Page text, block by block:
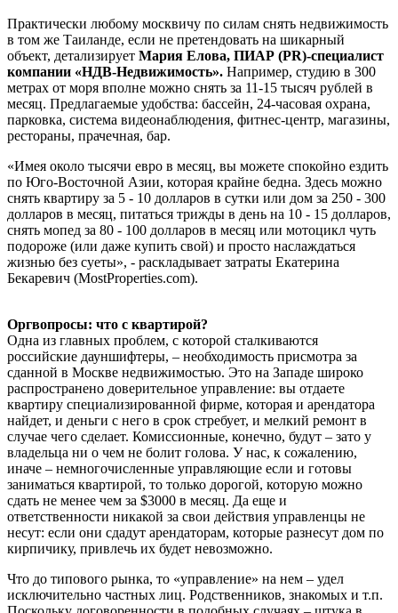
Практически любому москвичу по силам снять недвижимость
в том же Таиланде, если не претендовать на шикарный
объект, детализирует Мария Елова, ПИАР (PR)-специалист
компании «НДВ-Недвижимость». Например, студию в 300
метрах от моря вполне можно снять за 11-15 тысяч рублей в
месяц. Предлагаемые удобства: бассейн, 24-часовая охрана,
парковка, система видеонаблюдения, фитнес-центр, магазины,
рестораны, прачечная, бар.
«Имея около тысячи евро в месяц, вы можете спокойно ездить
по Юго-Восточной Азии, которая крайне бедна. Здесь можно
снять квартиру за 5 - 10 долларов в сутки или дом за 250 - 300
долларов в месяц, питаться трижды в день на 10 - 15 долларов,
снять мопед за 80 - 100 долларов в месяц или мотоцикл чуть
подороже (или даже купить свой) и просто наслаждаться
жизнью без суеты», - раскладывает затраты Екатерина
Бекаревич (MostProperties.com).
Оргвопросы: что с квартирой?
Одна из главных проблем, с которой сталкиваются
российские дауншифтеры, – необходимость присмотра за
сданной в Москве недвижимостью. Это на Западе широко
распространено доверительное управление: вы отдаете
квартиру специализированной фирме, которая и арендатора
найдет, и деньги с него в срок стребует, и мелкий ремонт в
случае чего сделает. Комиссионные, конечно, будут – зато у
владельца ни о чем не болит голова. У нас, к сожалению,
иначе – немногочисленные управляющие если и готовы
заниматься квартирой, то только дорогой, которую можно
сдать не менее чем за $3000 в месяц. Да еще и
ответственности никакой за свои действия управленцы не
несут: если они сдадут арендаторам, которые разнесут дом по
кирпичику, привлечь их будет невозможно.
Что до типового рынка, то «управление» на нем – удел
исключительно частных лиц. Родственников, знакомых и т.п.